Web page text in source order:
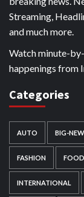
Streaming,
and much more.
Watch minute-
happenings from
Categories
AUTO BIG-
FASHION FOOD
INTERNATIONAL